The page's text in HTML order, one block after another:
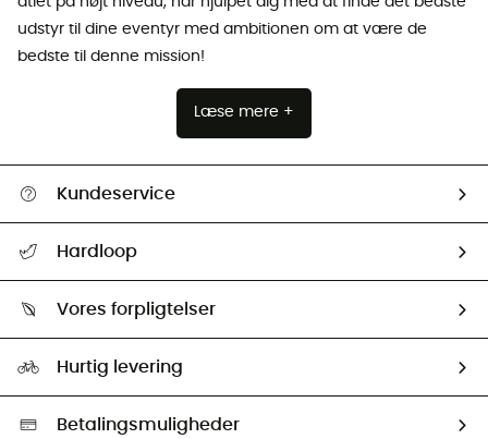
udstyr til dine eventyr med ambitionen om at være de
bedste til denne mission!
Læse mere +
Kundeservice
Returnering & Tilbagebetaling
Hardloop
Our ambassadors
Vores forpligtelser
Second hand
HardGreen Udvalg
Hurtig levering
Betalingsmuligheder